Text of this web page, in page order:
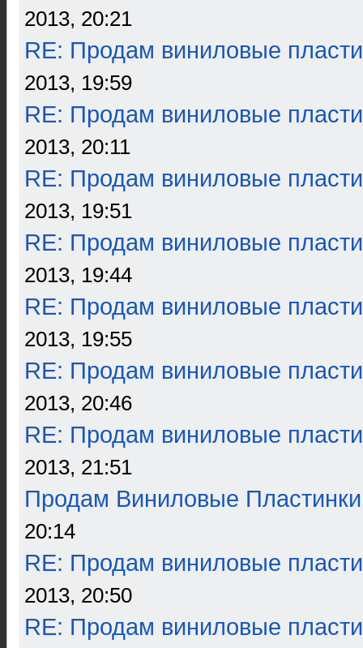
2013, 20:21
RE: Продам виниловые
2013, 19:59
RE: Продам виниловые
2013, 20:11
RE: Продам виниловые
2013, 19:51
RE: Продам виниловые
2013, 19:44
RE: Продам виниловые
2013, 19:55
RE: Продам виниловые
2013, 20:46
RE: Продам виниловые
2013, 21:51
Продам Виниловые Пластинки
20:14
RE: Продам виниловые
2013, 20:50
RE: Продам виниловые